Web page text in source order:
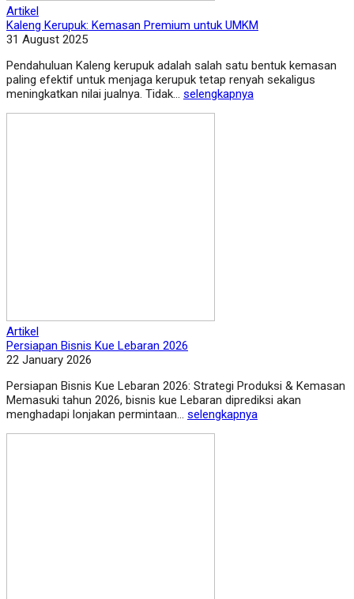
Artikel
Kaleng Kerupuk: Kemasan Premium untuk UMKM
31 August 2025
Pendahuluan Kaleng kerupuk adalah salah satu bentuk kemasan
paling efektif untuk menjaga kerupuk tetap renyah sekaligus
meningkatkan nilai jualnya. Tidak... selengkapnya
Artikel
Persiapan Bisnis Kue Lebaran 2026
22 January 2026
Persiapan Bisnis Kue Lebaran 2026: Strategi Produksi & Kemasan
Memasuki tahun 2026, bisnis kue Lebaran diprediksi akan
menghadapi lonjakan permintaan... selengkapnya